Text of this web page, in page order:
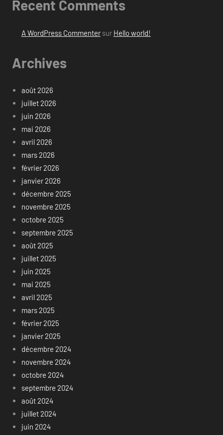
Recent Comments
A WordPress Commentersur Hello world!
Archives
août 2026
juillet 2026
juin 2026
mai 2026
avril 2026
mars 2026
février 2026
janvier 2026
décembre 2025
novembre 2025
octobre 2025
septembre 2025
août 2025
juillet 2025
juin 2025
mai 2025
avril 2025
mars 2025
février 2025
janvier 2025
décembre 2024
novembre 2024
octobre 2024
septembre 2024
août 2024
juillet 2024
juin 2024